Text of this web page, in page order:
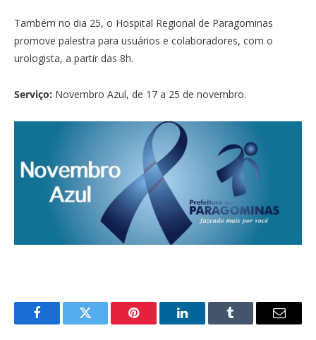
Também no dia 25, o Hospital Regional de Paragominas
promove palestra para usuários e colaboradores, com o
urologista, a partir das 8h.
Serviço: Novembro Azul, de 17 a 25 de novembro.
FacebookTwitter Pinterest LinkedInTumblr Email